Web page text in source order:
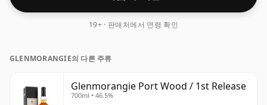
19+ · 판매처에서 연령 확인
GLENMORANGIE의 다른 주류
Glenmorangie Port Wood / 1st Release
700ml • 46.5%